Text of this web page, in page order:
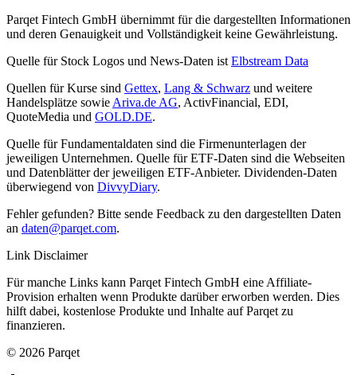
Parqet Fintech GmbH übernimmt für die dargestellten Informationen
und deren Genauigkeit und Vollständigkeit keine Gewährleistung.
Quelle für Stock Logos und News-Daten ist Elbstream Data
Quellen für Kurse sind Gettex, Lang & Schwarz und weitere
Handelsplätze sowie Ariva.de AG, ActivFinancial, EDI,
QuoteMedia und GOLD.DE.
Quelle für Fundamentaldaten sind die Firmenunterlagen der
jeweiligen Unternehmen. Quelle für ETF-Daten sind die Webseiten
und Datenblätter der jeweiligen ETF-Anbieter. Dividenden-Daten
überwiegend von DivvyDiary.
Fehler gefunden? Bitte sende Feedback zu den dargestellten Daten
an daten@parqet.com.
Link Disclaimer
Für manche Links kann Parqet Fintech GmbH eine Affiliate-
Provision erhalten wenn Produkte darüber erworben werden. Dies
hilft dabei, kostenlose Produkte und Inhalte auf Parqet zu
finanzieren.
© 2026 Parqet